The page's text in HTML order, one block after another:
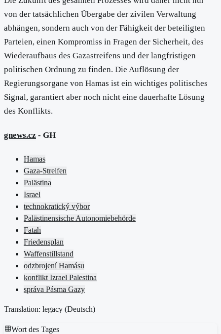
von der tatsächlichen Übergabe der zivilen Verwaltung
abhängen, sondern auch von der Fähigkeit der beteiligten
Parteien, einen Kompromiss in Fragen der Sicherheit, des
Wiederaufbaus des Gazastreifens und der langfristigen
politischen Ordnung zu finden. Die Auflösung der
Regierungsorgane von Hamas ist ein wichtiges politisches
Signal, garantiert aber noch nicht eine dauerhafte Lösung
des Konflikts.
gnews.cz - GH
Hamas
Gaza-Streifen
Palästina
Israel
technokratický výbor
Palästinensische Autonomiebehörde
Fatah
Friedensplan
Waffenstillstand
odzbrojení Hamásu
konflikt Izrael Palestina
správa Pásma Gazy
Translation: legacy (Deutsch)
Wort des Tages